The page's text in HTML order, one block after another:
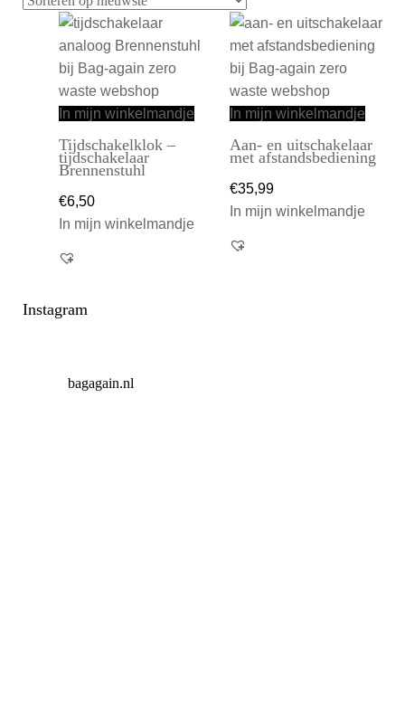
In mijn winkelmandje
Tijdschakelklok –
tijdschakelaar
Brennenstuhl
€6,50
In mijn winkelmandje
In mijn winkelmandje
Aan- en uitschakelaar
met afstandsbediening
€35,99
In mijn winkelmandje
Instagram
bagagain.nl